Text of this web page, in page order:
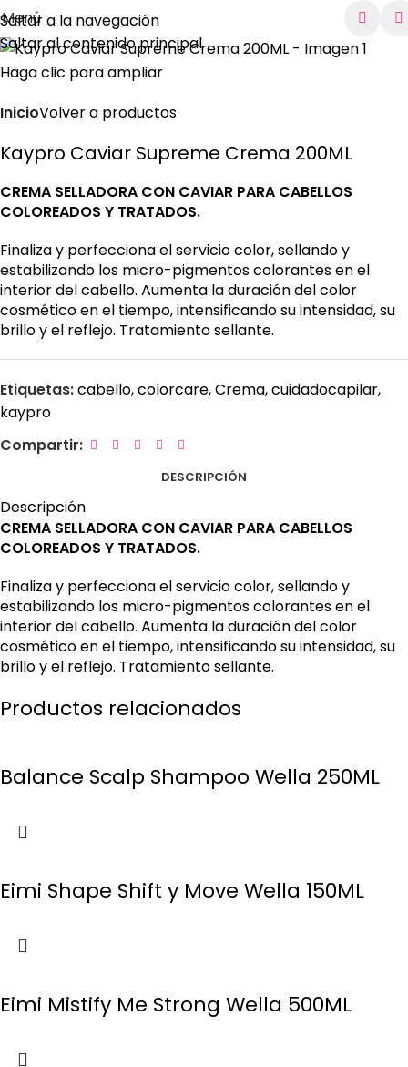
Saltar a la navegación
Saltar al contenido principal
Menú
Haga clic para ampliar
InicioVolver a productos
Kaypro Caviar Supreme Crema 200ML
CREMA SELLADORA CON CAVIAR PARA CABELLOS
COLOREADOS Y TRATADOS.
Finaliza y perfecciona el servicio color, sellando y
estabilizando los micro-pigmentos colorantes en el
interior del cabello. Aumenta la duración del color
cosmético en el tiempo, intensificando su intensidad, su
brillo y el reflejo. Tratamiento sellante.
Etiquetas:cabello,colorcare,Crema,cuidadocapilar,
kaypro
Compartir:
DESCRIPCIÓN
Descripción
CREMA SELLADORA CON CAVIAR PARA CABELLOS
COLOREADOS Y TRATADOS.
Finaliza y perfecciona el servicio color, sellando y
estabilizando los micro-pigmentos colorantes en el
interior del cabello. Aumenta la duración del color
cosmético en el tiempo, intensificando su intensidad, su
brillo y el reflejo. Tratamiento sellante.
Productos relacionados
Balance Scalp Shampoo Wella 250ML
Eimi Shape Shift y Move Wella 150ML
Eimi Mistify Me Strong Wella 500ML